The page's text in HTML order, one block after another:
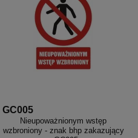
GC005
Nieupoważnionym wstęp
wzbroniony - znak bhp zakazujący